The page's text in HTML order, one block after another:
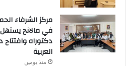
مركز الشرفاء
في مالانج
دكتوراه
العربية
منذ يومين